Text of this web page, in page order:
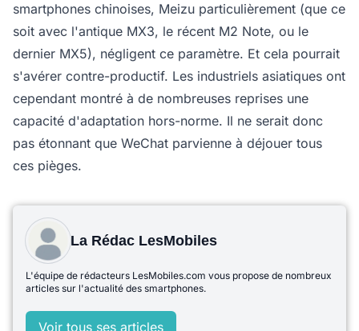
smartphones chinoises, Meizu particulièrement (que ce
soit avec l'antique MX3, le récent M2 Note, ou le
dernier MX5), négligent ce paramètre. Et cela pourrait
s'avérer contre-productif. Les industriels asiatiques ont
cependant montré à de nombreuses reprises une
capacité d'adaptation hors-norme. Il ne serait donc
pas étonnant que WeChat parvienne à déjouer tous
ces pièges.
La Rédac LesMobiles
L'équipe de rédacteurs LesMobiles.com vous propose de nombreux
articles sur l'actualité des smartphones.
Voir tous ses articles